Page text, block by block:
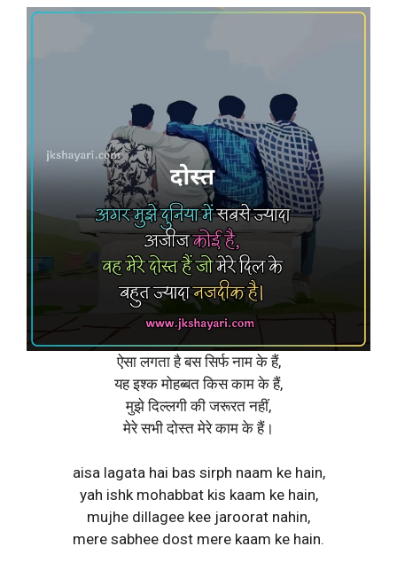
ऐसा लगता है बस सिर्फ नाम के हैं,
यह इश्क मोहब्बत किस काम के हैं,
मुझे दिल्लगी की जरूरत नहीं,
मेरे सभी दोस्त मेरे काम के हैं।
aisa lagata hai bas sirph naam ke hain,
yah ishk mohabbat kis kaam ke hain,
mujhe dillagee kee jaroorat nahin,
mere sabhee dost mere kaam ke hain.